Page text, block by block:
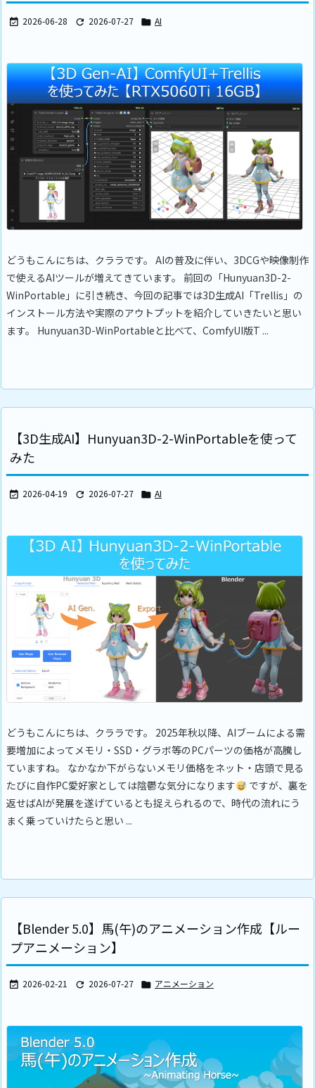
 2026-06-28  2026-07-27  AI
どうもこんにちは、クララです。 AIの普及に伴い、3DCGや映像制作
で使えるAIツールが増えてきています。 前回の「Hunyuan3D-2-
WinPortable」に引き続き、今回の記事では3D生成AI「Trellis」の
インストール方法や実際のアウトプットを紹介していきたいと思い
ます。 Hunyuan3D-WinPortableと比べて、ComfyUI版T ...
【3D生成AI】Hunyuan3D-2-WinPortableを使って
みた
 2026-04-19  2026-07-27  AI
どうもこんにちは、クララです。 2025年秋以降、AIブームによる需
要増加によってメモリ・SSD・グラボ等のPCパーツの価格が高騰し
ていますね。 なかなか下がらないメモリ価格をネット・店頭で見る
たびに自作PC愛好家としては陰鬱な気分になります
ですが、裏を
返せばAIが発展を遂げているとも捉えられるので、時代の流れにう
まく乗っていけたらと思い ...
【Blender 5.0】馬(午)のアニメーション作成【ルー
プアニメーション】
 2026-02-21  2026-07-27  アニメーション